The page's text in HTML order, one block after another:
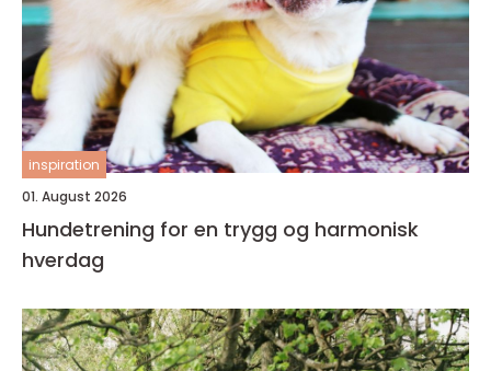
inspiration
01. August 2026
Hundetrening for en trygg og harmonisk
hverdag